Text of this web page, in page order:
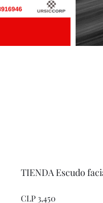
TIENDA Escudo
CLP 3,450